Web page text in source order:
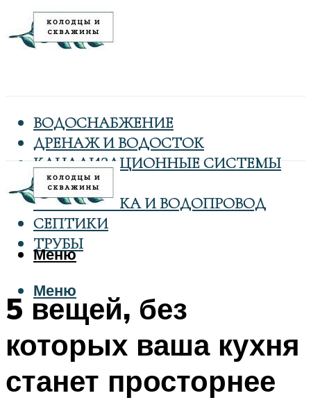
ВОДОСНАБЖЕНИЕ
ДРЕНАЖ И ВОДОСТОК
КАНАЛИЗАЦИОННЫЕ СИСТЕМЫ
КОЛОДЦЫ
САНТЕХНИКА И ВОДОПРОВОД
СЕПТИКИ
ТРУБЫ
Меню
Меню
5 вещей, без
которых ваша кухня
станет просторнее